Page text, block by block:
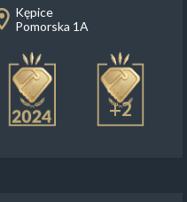
Kępice
Pomorska 1A
+2